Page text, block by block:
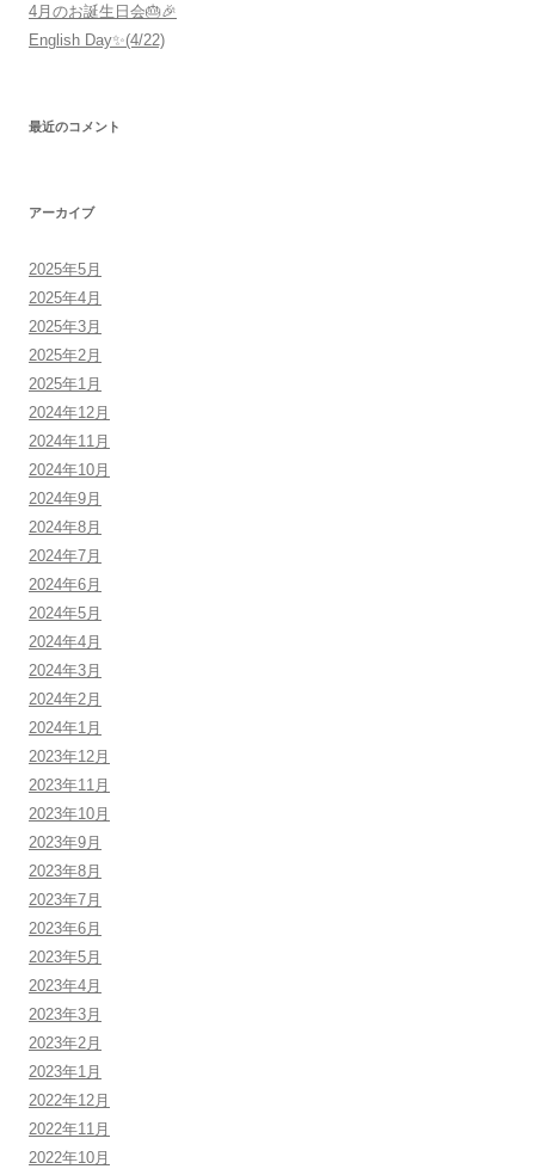
4月のお誕生日会🎂🎉
English Day✨(4/22)
最近のコメント
アーカイブ
2025年5月
2025年4月
2025年3月
2025年2月
2025年1月
2024年12月
2024年11月
2024年10月
2024年9月
2024年8月
2024年7月
2024年6月
2024年5月
2024年4月
2024年3月
2024年2月
2024年1月
2023年12月
2023年11月
2023年10月
2023年9月
2023年8月
2023年7月
2023年6月
2023年5月
2023年4月
2023年3月
2023年2月
2023年1月
2022年12月
2022年11月
2022年10月